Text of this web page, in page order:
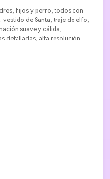
hijos y perro, todos con
de Santa, traje de elfo,
suave y cálida,
detalladas, alta resolución